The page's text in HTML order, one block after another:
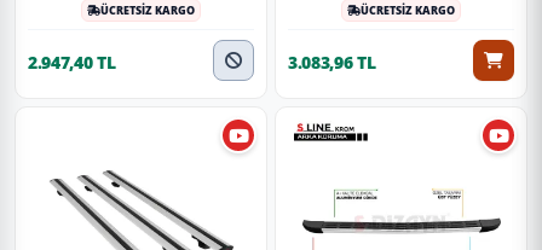
ÜCRETSİZ KARGO
2.947,40 TL
ÜCRETSİZ KARGO
3.083,96 TL